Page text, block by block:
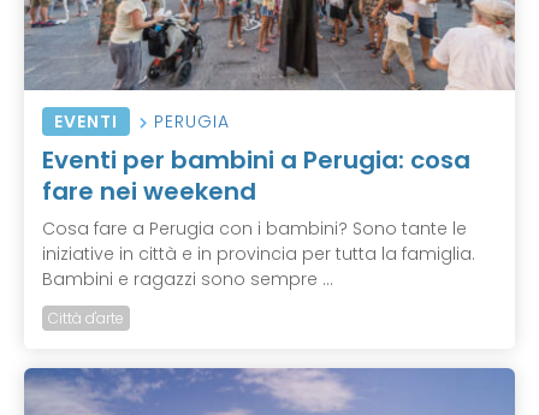
EVENTI PERUGIA
Eventi per bambini a Perugia: cosa
fare nei weekend
Cosa fare a Perugia con i bambini? Sono tante le
iniziative in città e in provincia per tutta la famiglia.
Bambini e ragazzi sono sempre ...
Città d'arte